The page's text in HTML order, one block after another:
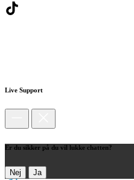
Live Support
Er du sikker på du vil lukke chatten?
Nej Ja